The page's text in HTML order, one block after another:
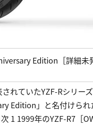
Edition［詳細未
れていたYZF-Rシリー
Edition」と名付けられ
1 1999年のYZF-R7［